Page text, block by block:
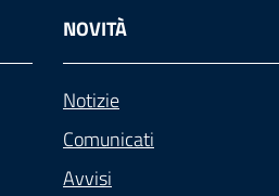
NOVITÀ
Notizie
Comunicati
Avvisi